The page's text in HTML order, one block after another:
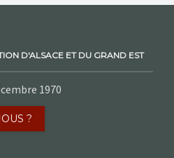
D'ALSACE ET DU GRAND EST
1970
?